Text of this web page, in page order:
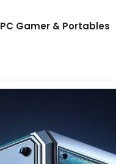
PC Gamer & Portables